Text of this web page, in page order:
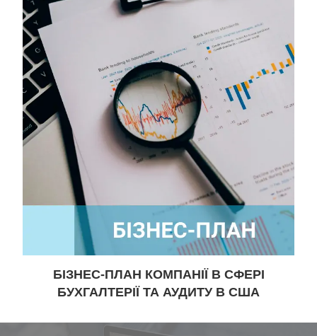
БІЗНЕС-ПЛАН КОМПАНІЇ В СФЕРІ
БУХГАЛТЕРІЇ ТА АУДИТУ В США